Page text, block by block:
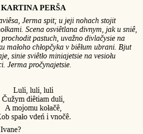
KARTINA PERŠA
Jerma spit; u jeji nohach stojit
Scena osviêtlana divnym, jak u sniê,
pastuch, uvažno divlačysie na
małoho chłopčyka v biêłum ubrani. Bjut
sinie sviêtło miniajetsie na vesiołu
Jerma pročynajetsie.
Luli, luli, luli
Čužym diêtiam duli,
A mojomu kołačê,
spało vdeń i vnočê.